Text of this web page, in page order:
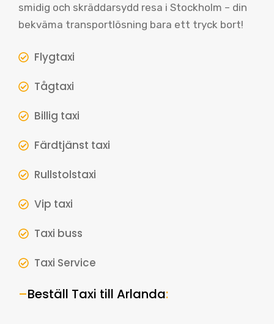
smidig och skräddarsydd resa i Stockholm – din
bekväma transportlösning bara ett tryck bort!
Flygtaxi
Tågtaxi
Billig taxi
Färdtjänst taxi
Rullstolstaxi
Vip taxi
Taxi buss
Taxi Service
–Beställ Taxi till Arlanda: